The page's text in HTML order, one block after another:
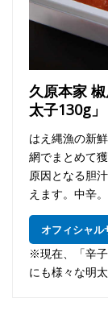
久原本家
太子130g」
はえ縄漁の新
網でまとめて
原因となる胆
えます。中辛。
オフィシャル
※現在、「辛
にも様々な明